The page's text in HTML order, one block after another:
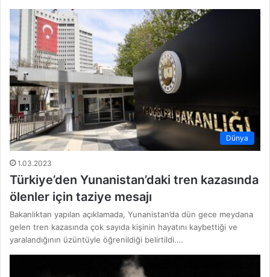
Dünya
1.03.2023
Türkiye’den Yunanistan’daki tren kazasında
ölenler için taziye mesajı
Bakanlıktan yapılan açıklamada, Yunanistan’da dün gece meydana
gelen tren kazasında çok sayıda kişinin hayatını kaybettiği ve
yaralandığının üzüntüyle öğrenildiği belirtildi.…